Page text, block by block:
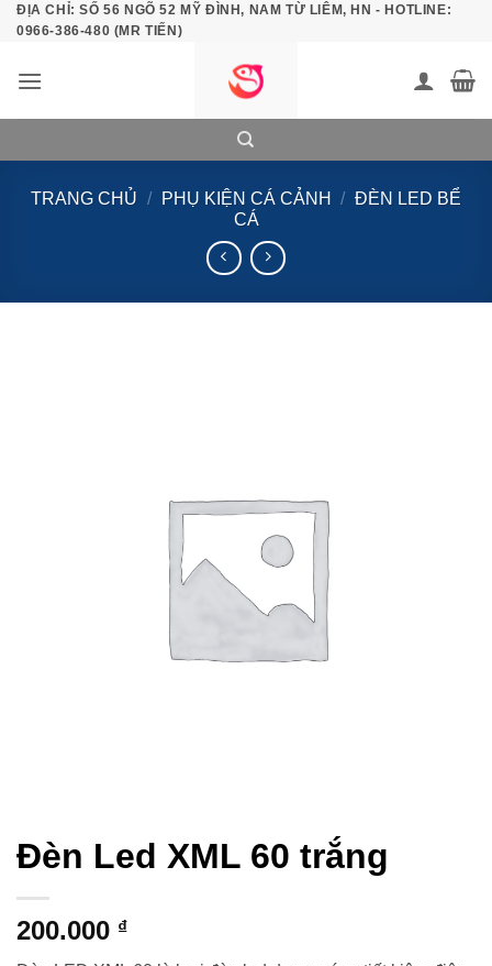
Bỏ
qua
dung
ĐỊA CHỈ: SỐ 56 NGÕ 52 MỸ ĐÌNH, NAM TỪ LIÊM, HN - HOTLINE:
0966-386-480 (MR TIẾN)
TRANG CHỦ / PHỤ KIỆN CÁ CẢNH / ĐÈN LED BỂ
CÁ
Đèn Led XML 60 trắng
200.000 ₫